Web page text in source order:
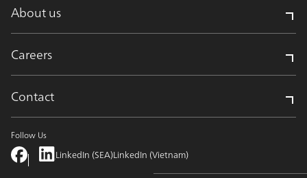
About us
Careers
Contact
Follow Us
LinkedIn (SEA)LinkedIn (Vietnam)